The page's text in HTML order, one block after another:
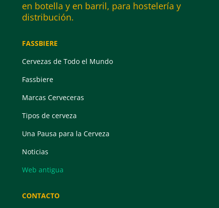
en botella y en barril, para hostelería y
distribución.
FASSBIERE
Cervezas de Todo el Mundo
Fassbiere
Marcas Cerveceras
Tipos de cerveza
Una Pausa para la Cerveza
Noticias
Web antigua
CONTACTO